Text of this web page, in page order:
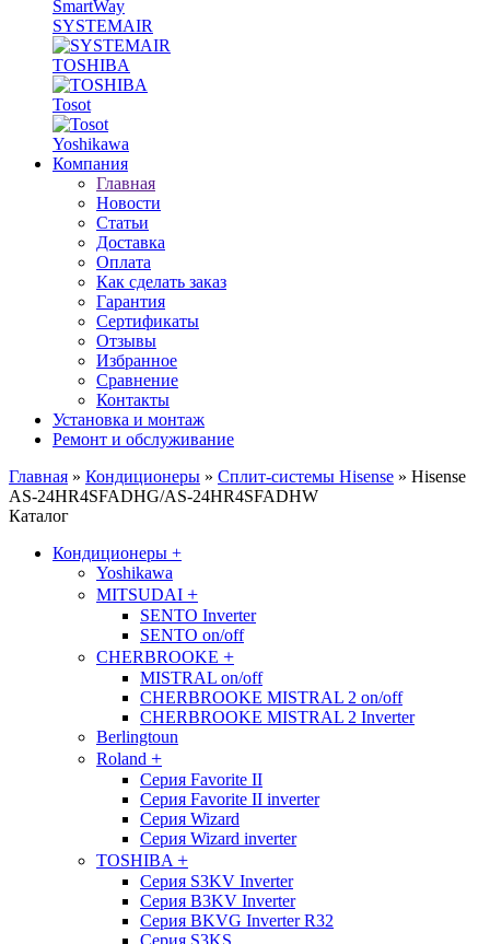
SmartWay
SYSTEMAIR
TOSHIBA
Tosot
Yoshikawa
Компания
Главная
Новости
Статьи
Доставка
Оплата
Как сделать заказ
Гарантия
Сертификаты
Отзывы
Избранное
Сравнение
Контакты
Установка и монтаж
Ремонт и обслуживание
Главная » Кондиционеры » Сплит-системы Hisense » Hisense
AS-24HR4SFADHG/AS-24HR4SFADHW
Каталог
Кондиционеры +
Yoshikawa
MITSUDAI +
SENTO Inverter
SENTO on/off
CHERBROOKE +
MISTRAL on/off
CHERBROOKE MISTRAL 2 on/off
CHERBROOKE MISTRAL 2 Inverter
Berlingtoun
Roland +
Серия Favorite II
Серия Favorite II inverter
Серия Wizard
Серия Wizard inverter
TOSHIBA +
Серия S3KV Inverter
Серия B3KV Inverter
Серия BKVG Inverter R32
Серия S3KS